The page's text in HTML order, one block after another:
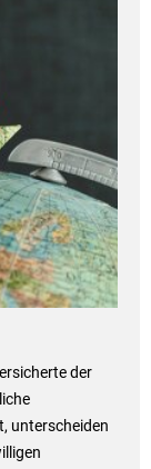
der
unterscheiden